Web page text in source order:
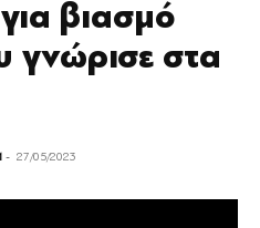
βιασμό
γνώρισε στα
- 27/05/2023